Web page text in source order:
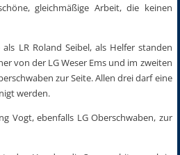
gleichmäßige Arbeit, die keinen
LR Roland Seibel, als Helfer standen
von der LG Weser Ems und im zweiten
zur Seite. Allen drei darf eine
werden.
Vogt, ebenfalls LG Oberschwaben, zur